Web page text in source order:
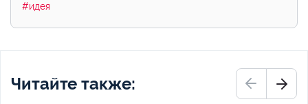
#идея
Читайте также: